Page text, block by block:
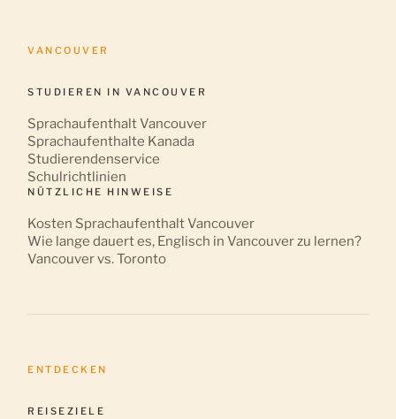
VANCOUVER
STUDIEREN IN VANCOUVER
Sprachaufenthalt Vancouver
Sprachaufenthalte Kanada
Studierendenservice
Schulrichtlinien
NÜTZLICHE HINWEISE
Kosten Sprachaufenthalt Vancouver
Wie lange dauert es, Englisch in Vancouver zu lernen?
Vancouver vs. Toronto
ENTDECKEN
REISEZIELE